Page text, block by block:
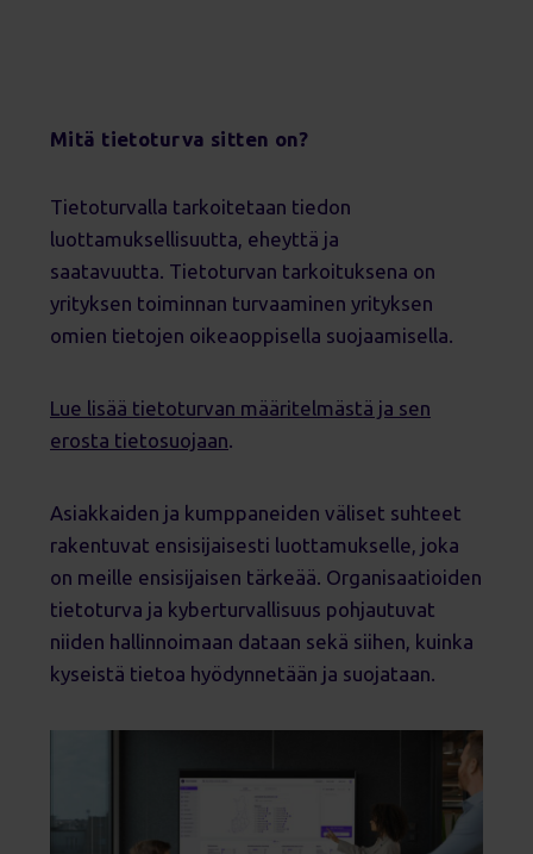
Mitä tietoturva sitten on?
Tietoturvalla tarkoitetaan tiedon
luottamuksellisuutta, eheyttä ja
saatavuutta. Tietoturvan tarkoituksena on
yrityksen toiminnan turvaaminen yrityksen
omien tietojen oikeaoppisella suojaamisella.
Lue lisää tietoturvan määritelmästä ja sen
erosta tietosuojaan.
Asiakkaiden ja kumppaneiden väliset suhteet
rakentuvat ensisijaisesti luottamukselle, joka
on meille ensisijaisen tärkeää. Organisaatioiden
tietoturva ja kyberturvallisuus pohjautuvat
niiden hallinnoimaan dataan sekä siihen, kuinka
kyseistä tietoa hyödynnetään ja suojataan.